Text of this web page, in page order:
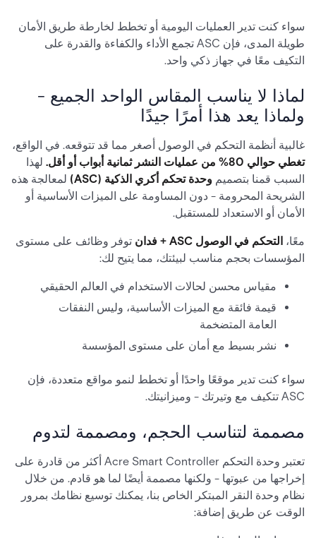
سواء كنت تدير العمليات اليومية أو تخطط لخارطة طريق الأمان
طويلة المدى، فإن ASC تجمع الأداء والكفاءة والقدرة على
التكيف معًا في جهاز ذكي واحد.
لماذا لا يناسب المقاس الواحد الجميع -
ولماذا يعد هذا أمرًا جيدًا
غالبية أنظمة التحكم في الوصول أصغر مما قد تتوقعه. في الواقع،
تغطي حوالي 80% من عمليات النشر ثمانية أبواب أو أقل.
لهذا
السبب قمنا بتصميم وحدة تحكم أكري الذكية (ASC)
لمعالجة هذه
الشريحة المحرومة - دون المساومة على الميزات الأساسية أو
الأمان أو الاستعداد للمستقبل.
معًا، التحكم في الوصول ASC + فدان
توفر وظائف على مستوى
المؤسسات بحجم مناسب لبيئتك، مما يتيح لك:
مقياس محسن لحالات الاستخدام في العالم الحقيقي
قيمة فائقة مع الميزات الأساسية، وليس النفقات
العامة المتضخمة
نشر بسيط مع أمان على مستوى المؤسسة
سواء كنت تدير موقعًا واحدًا أو تخطط لنمو مواقع متعددة، فإن
ASC تتكيف مع وتيرتك - وميزانيتك.
مصممة لتناسب الحجم، ومصممة لتدوم
تعتبر وحدة التحكم Acre Smart Controller أكثر من قادرة على
إخراجها من عبوتها - ولكنها مصممة أيضًا لما هو قادم. من خلال
نظام وحدة النقر المبتكر الخاص بنا، يمكنك توسيع نظامك بمرور
الوقت عن طريق إضافة: